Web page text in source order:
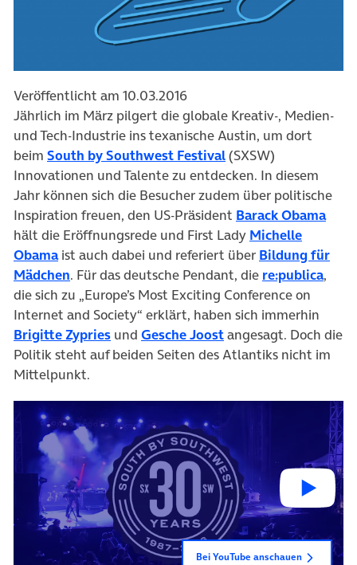
Veröffentlicht am 10.03.2016
Jährlich im März pilgert die globale Kreativ-, Medien-
und Tech-Industrie ins texanische Austin, um dort
beim South by Southwest Festival(öffnet in neuem Tab)
(SXSW)
Innovationen und Talente zu entdecken. In diesem
Jahr können sich die Besucher zudem über politische
Inspiration freuen, den US-Präsident Barack Obama
hält die Eröffnungsrede und First Lady Michelle
Obama(öffnet in neuem Tab)
ist auch dabei und referiert über Bildung für
Mädchen(öffnet in neuem Tab)
. Für das deutsche Pendant, die re:publica,
die sich zu „Europe’s Most Exciting Conference on
Internet and Society“ erklärt, haben sich immerhin
Brigitte Zypries(öffnet in neuem Tab)
und Gesche Joost(öffnet in neuem Tab)
angesagt. Doch die
Politik steht auf beiden Seiten des Atlantiks nicht im
Mittelpunkt.
Bei YouTube anschauen